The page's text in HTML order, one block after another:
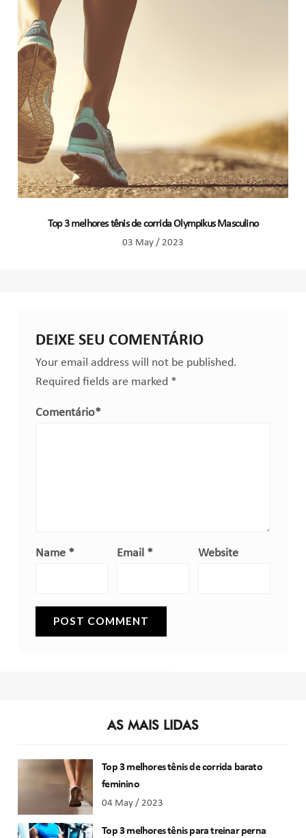
Top 3 melhores tênis de corrida Olympikus Masculino
03 May / 2023
DEIXE SEU COMENTÁRIO
Your email address will not be published.
Required fields are marked *
Comentário*
Name * Email * Website
AS MAIS LIDAS
Top 3 melhores tênis de corrida barato
feminino
04 May / 2023
Top 3 melhores tênis para treinar perna